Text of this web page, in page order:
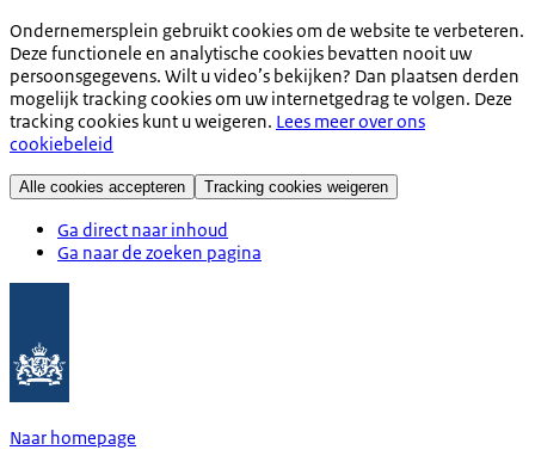
Ondernemersplein gebruikt cookies om de website te verbeteren.
Deze functionele en analytische cookies bevatten nooit uw
persoonsgegevens. Wilt u video’s bekijken? Dan plaatsen derden
mogelijk tracking cookies om uw internetgedrag te volgen. Deze
tracking cookies kunt u weigeren. Lees meer over ons
cookiebeleid
Alle cookies accepteren Tracking cookies weigeren
Ga direct naar inhoud
Ga naar de zoeken pagina
Naar homepage